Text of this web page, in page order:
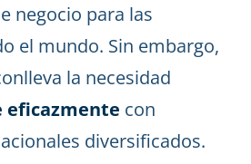
negocio para las
el mundo. Sin embargo,
la necesidad
eficazmente con
diversificados.